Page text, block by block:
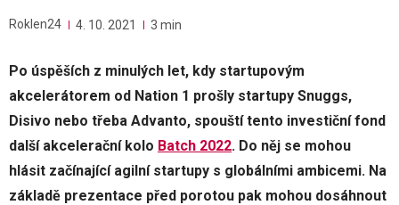
Roklen24 4. 10. 2021 3 min
Po úspěších z minulých let, kdy startupovým
akcelerátorem od Nation 1 prošly startupy Snuggs,
Disivo nebo třeba Advanto, spouští tento investiční fond
další akcelerační kolo Batch 2022. Do něj se mohou
hlásit začínající agilní startupy s globálními ambicemi. Na
základě prezentace před porotou pak mohou dosáhnout